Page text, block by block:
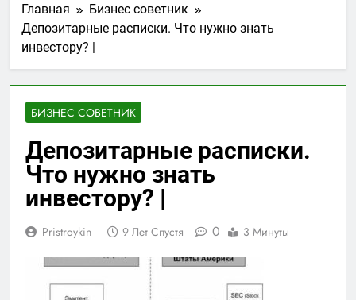
Главная
Бизнес советник
Депозитарные расписки. Что нужно знать
инвестору? |
БИЗНЕС СОВЕТНИК
Депозитарные расписки.
Что нужно знать
инвестору? |
Pristroykin_ 9 Лет Спустя 0 3 Минуты